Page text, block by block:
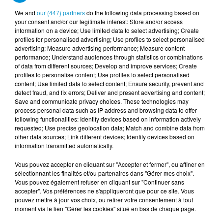
Les cartes grises pourraient suivre la même
tendance. Ce sont les régions qui fixent le prix du
cheval fiscal. Le budget de la Bretagne a été discuté
par les élus du Conseil Régional le 17 décembre
dernier et le prix de celui ci devrait bien augmenter.
Certes l’augmentation prévue n’est que de 35
centimes, mais à 51 € 35 cela ferait du cheval fiscal
Breton le plus cher de France. Concrètement, pour
un propriétaire d’une Dacia Sandero, la voiture la plus
vendue en France au particulier l'an dernier, en
prenant un modèle essence de 2019, le coût de la
carte grise passerait de 204 € à 205 € et 50 centimes.
Et puis si vous êtes propriétaire d’un bien immobilier,
la taxe foncière devrait aussi augmenter. Selon
l’Institut National de Statistique et des Etudes
Economiques (INSEE), la hausse s’élèverait à 3,4 %,
We and our (447) partnersdo the following data processing based on
your consent and/or our legitimate interest: Store and/or access
information on a device; Use limited data to select advertising; Create
profiles for personalised advertising; Use profiles to select personalised
advertising; Measure advertising performance; Measure content
performance; Understand audiences through statistics or combinations
of data from different sources; Develop and improve services; Create
profiles to personalise content; Use profiles to select personalised
content; Use limited data to select content; Ensure security, prevent and
detect fraud, and fix errors; Deliver and present advertising and content;
Save and communicate privacy choices. These technologies may
process personal data such as IP address and browsing data to offer
following functionalities: Identify devices based on information actively
requested; Use precise geolocation data; Match and combine data from
other data sources; Link different devices; Identify devices based on
information transmitted automatically.
Vous pouvez accepter en cliquant sur "Accepter et fermer", ou affiner en
sélectionnant les finalités et/ou partenaires dans "Gérer mes choix".
Vous pouvez également refuser en cliquant sur "Continuer sans
accepter". Vos préférences ne s'appliqueront que pour ce site. Vous
pouvez mettre à jour vos choix, ou retirer votre consentement à tout
moment via le lien "Gérer les cookies" situé en bas de chaque page.